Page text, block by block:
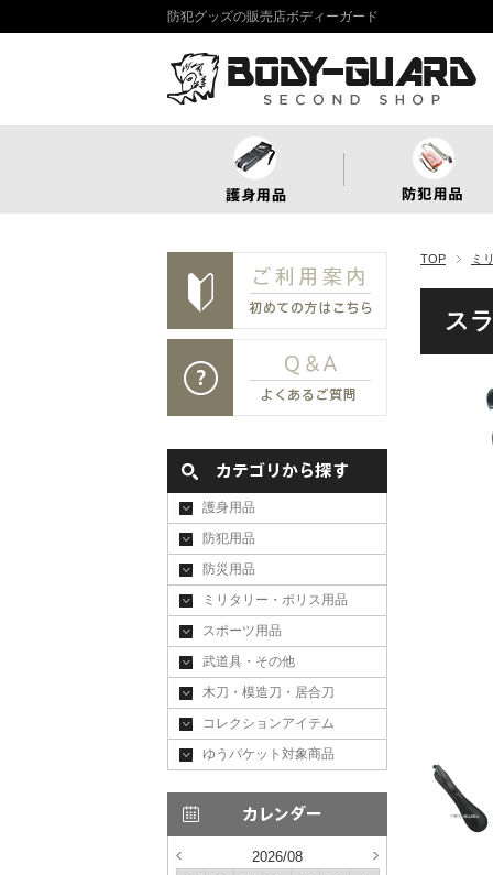
防犯グッズの販売店ボディーガード
TOP ミ
ス
護身用品
防犯用品
防災用品
ミリタリー・ポリス用品
スポーツ用品
武道具・その他
木刀・模造刀・居合刀
コレクションアイテム
ゆうパケット対象商品
2026/08